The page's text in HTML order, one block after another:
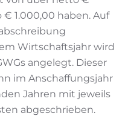
1.000,00 haben. Auf
Wirtschaftsjahr wird
angelegt. Dieser
im Anschaffungsjahr
Jahren mit jeweils
abgeschrieben.